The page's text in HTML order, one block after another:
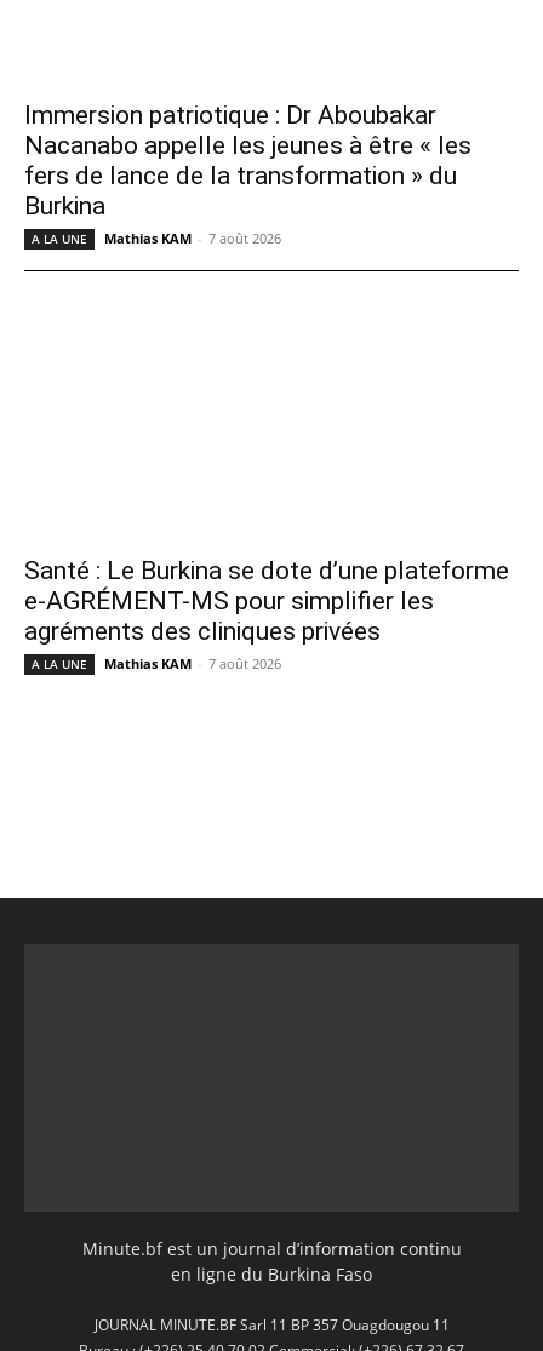
Immersion patriotique : Dr Aboubakar
Nacanabo appelle les jeunes à être « les
fers de lance de la transformation » du
Burkina
A LA UNE Mathias KAM - 7 août 2026
Santé : Le Burkina se dote d’une plateforme
e-AGRÉMENT-MS pour simplifier les
agréments des cliniques privées
A LA UNE Mathias KAM - 7 août 2026
Minute.bf est un journal d’information continu
en ligne du Burkina Faso
JOURNAL MINUTE.BF Sarl 11 BP 357 Ouagdougou 11